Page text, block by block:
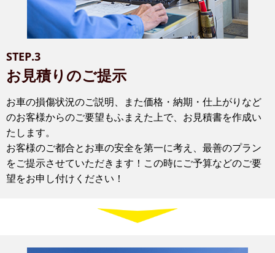
STEP.3
お見積りのご提示
お車の損傷状況のご説明、また価格・納期・仕上がりなど
のお客様からのご要望もふまえた上で、お見積書を作成い
たします。
お客様のご都合とお車の安全を第一に考え、最善のプラン
をご提示させていただきます！この時にご予算などのご要
望をお申し付けください！